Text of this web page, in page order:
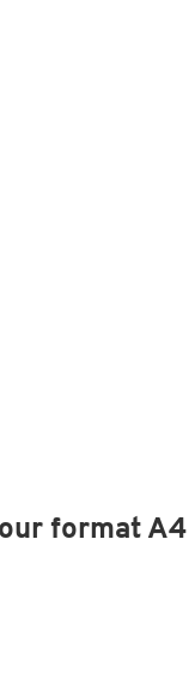
format A4